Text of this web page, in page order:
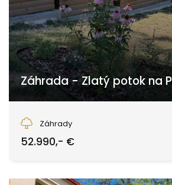
Záhrada - Zlatý potok na
Záhrady
52.990,- €